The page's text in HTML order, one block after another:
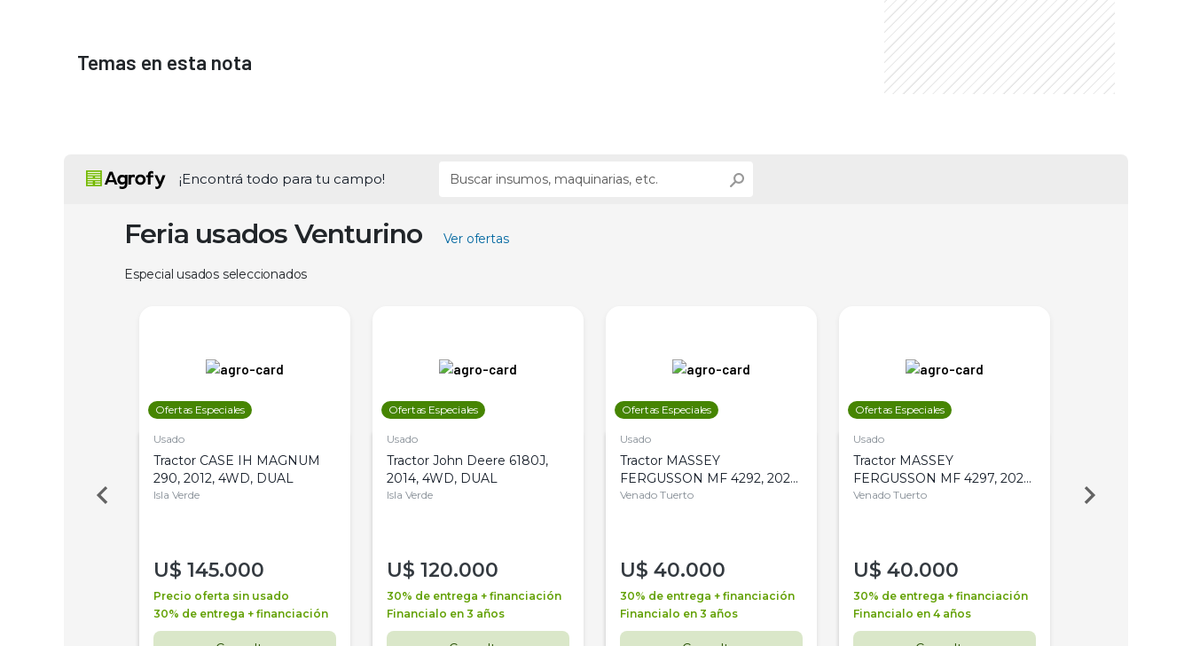
Temas en esta nota
¡Encontrá todo para tu campo!
Feria usados Venturino Ver ofertas
Especial usados seleccionados
Ofertas Especiales
Usado
Tractor CASE IH MAGNUM
290, 2012, 4WD, DUAL
Isla Verde
U$ 145.000
Precio oferta sin usado
30% de entrega + financiación
Ofertas Especiales
Usado
Tractor John Deere 6180J,
2014, 4WD, DUAL
Isla Verde
U$ 120.000
30% de entrega + financiación
Financialo en 3 años
Ofertas Especiales
Usado
Tractor MASSEY
FERGUSSON MF 4292, 2020,
4WD, PATON
Venado Tuerto
U$ 40.000
30% de entrega + financiación
Financialo en 3 años
Ofertas Especiales
Usado
Tractor MASSEY
FERGUSSON MF 4297, 2020,
4WD, PATON
Venado Tuerto
U$ 40.000
30% de entrega + financiación
Financialo en 4 años
Venado Tuerto